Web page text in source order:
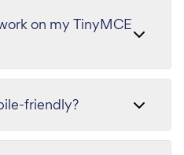
on my TinyMCE
friendly?